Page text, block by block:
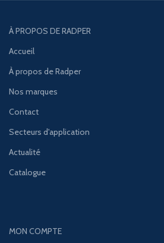
À PROPOS DE RADPER
Accueil
À propos de Radper
Nos marques
Contact
Secteurs d'application
Actualité
Catalogue
MON COMPTE